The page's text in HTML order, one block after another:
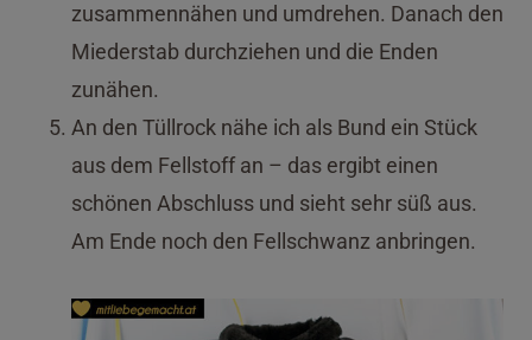
zusammennähen und umdrehen. Danach den
Miederstab durchziehen und die Enden
zunähen.
An den Tüllrock nähe ich als Bund ein Stück
aus dem Fellstoff an – das ergibt einen
schönen Abschluss und sieht sehr süß aus.
Am Ende noch den Fellschwanz anbringen.